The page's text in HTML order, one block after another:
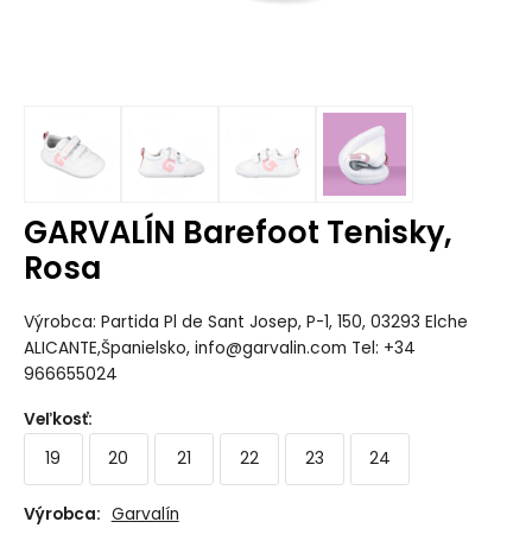
GARVALÍN Barefoot Tenisky,
Rosa
Výrobca: Partida Pl de Sant Josep, P-1, 150, 03293 Elche
ALICANTE,Španielsko, info@garvalin.com Tel: +34
966655024
Veľkosť:
19
20 21 22 23 24
Výrobca: Garvalín